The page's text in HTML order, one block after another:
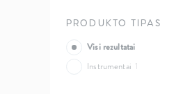
PRODUKTO TIPAS
Visi rezultatai
Instrumentai 1